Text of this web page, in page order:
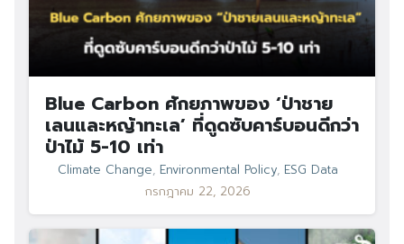
Blue Carbon ศักยภาพของ ‘ป่าชาย
เลนและหญ้าทะเล’ ที่ดูดซับคาร์บอนดีกว่า
ป่าไม้ 5-10 เท่า
Climate Change, Environmental Policy, ESG Data
กรกฎาคม 22, 2026